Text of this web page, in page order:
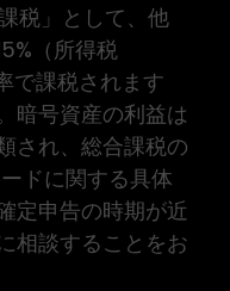
税」として、他
（所得税
で課税されます
暗号資産の利益は
され、総合課税の
ドに関する具体
定申告の時期が近
相談することをお